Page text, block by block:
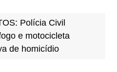
Polícia Civil
e motocicleta
de homicídio